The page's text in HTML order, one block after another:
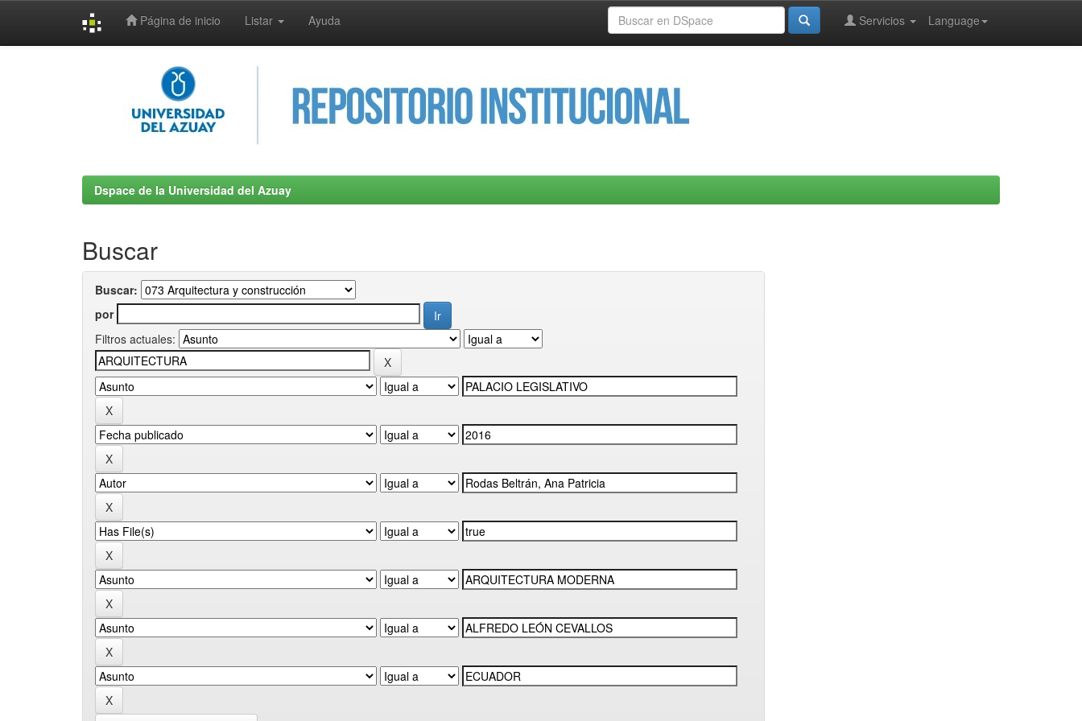
Página de inicio Listar Ayuda Language
Servicios
Dspace de la Universidad del Azuay
Buscar
Buscar:
por
Filtros actuales: